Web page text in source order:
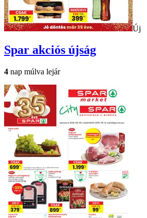
Új
Spar akciós újság
4 nap múlva lejár